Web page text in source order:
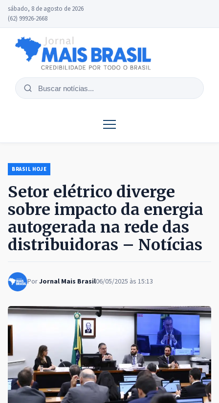
sábado, 8 de agosto de 2026
(62) 99926-2668
Buscar
BRASIL HOJE
Setor elétrico diverge
sobre impacto da energia
autogerada na rede das
distribuidoras – Notícias
PorJornal Mais Brasil06/05/2025 às 15:13